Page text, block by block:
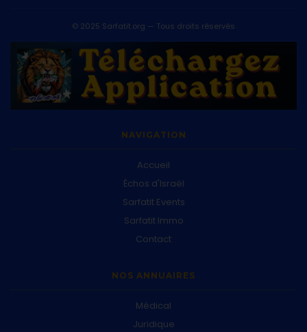
© 2025 Sarfatit.org — Tous droits réservés
NAVIGATION
Accueil
Échos d'Israël
Sarfatit Events
Sarfatit Immo
Contact
NOS ANNUAIRES
Médical
Juridique